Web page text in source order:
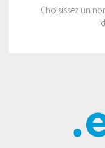
Choisissez un